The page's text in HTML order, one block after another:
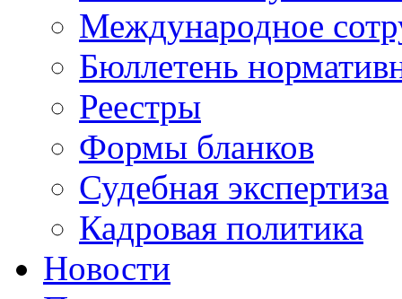
Международное
Бюллетень
Реестры
Формы бланков
Судебная экспертиза
Кадровая политика
Новости